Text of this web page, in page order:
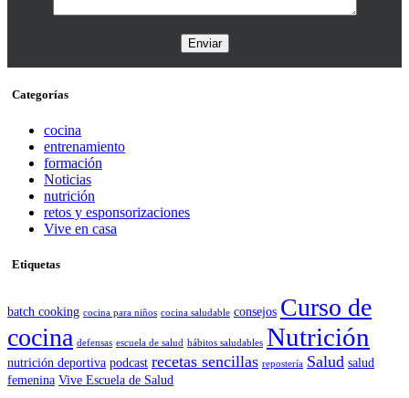
Categorías
cocina
entrenamiento
formación
Noticias
nutrición
retos y esponsorizaciones
Vive en casa
Etiquetas
batch cooking cocina para niños cocina saludable consejos Curso de
cocina defensas escuela de salud hábitos saludables Nutrición
nutrición deportiva podcast recetas sencillas repostería Salud salud
femenina Vive Escuela de Salud